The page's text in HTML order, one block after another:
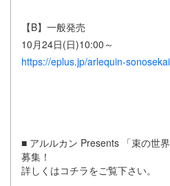
【B】一般発売
10月24日(日)10:00～
https://eplus.jp/arlequin-
■ アルルカン Presents 「束の世
募集！
詳しくはコチラをご覧下さい。